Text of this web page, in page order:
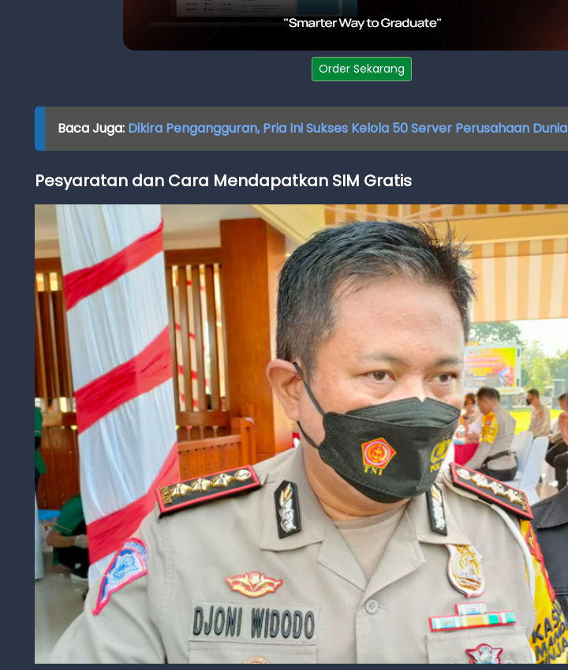
Order Sekarang
Baca Juga: Dikira Pengangguran, Pria Ini Sukses Kelola 50 Server Perusahaan Dunia
Pesyaratan dan Cara Mendapatkan SIM Gratis